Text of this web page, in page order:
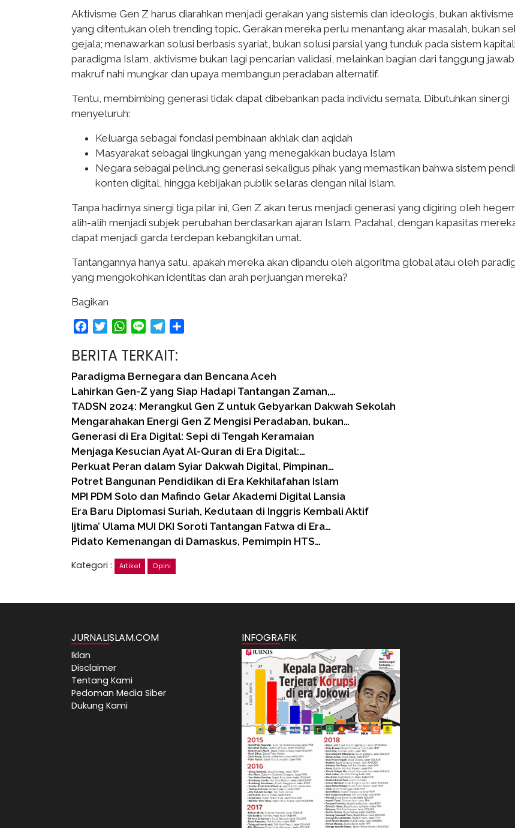
Aktivisme Gen Z harus diarahkan menjadi gerakan yang sistemis dan ideologis, bukan
yang ditentukan oleh trending topic. Gerakan mereka perlu menantang akar masalah, bukan
gejala; menawarkan solusi berbasis syariat, bukan solusi parsial yang tunduk pada sistem
paradigma Islam, aktivisme bukan lagi pencarian validasi, melainkan bagian dari tanggung
makruf nahi mungkar dan upaya membangun peradaban alternatif.
Tentu, membimbing generasi tidak dapat dibebankan pada individu semata. Dibutuhkan sinergi
menyeluruh:
Keluarga sebagai fondasi pembinaan akhlak dan aqidah
Masyarakat sebagai lingkungan yang menegakkan budaya Islam
Negara sebagai pelindung generasi sekaligus pihak yang memastikan bahwa sistem
konten digital, hingga kebijakan publik selaras dengan nilai Islam.
Tanpa hadirnya sinergi tiga pilar ini, Gen Z akan terus menjadi generasi yang digiring oleh
alih-alih menjadi subjek perubahan berdasarkan ajaran Islam. Padahal, dengan kapasitas
dapat menjadi garda terdepan kebangkitan umat.
Tantangannya hanya satu, apakah mereka akan dipandu oleh algoritma global atau oleh
yang mengokohkan identitas dan arah perjuangan mereka?
Bagikan
FacebookTwitterWhatsApp
Line Telegram
BERITA TERKAIT:
Paradigma Bernegara dan Bencana Aceh
Lahirkan Gen-Z yang Siap Hadapi Tantangan Zaman,…
TADSN 2024: Merangkul Gen Z untuk Gebyarkan Dakwah Sekolah
Mengarahakan Energi Gen Z Mengisi Peradaban, bukan…
Generasi di Era Digital: Sepi di Tengah Keramaian
Menjaga Kesucian Ayat Al-Quran di Era Digital:…
Perkuat Peran dalam Syiar Dakwah Digital, Pimpinan…
Potret Bangunan Pendidikan di Era Kekhilafahan Islam
MPI PDM Solo dan Mafindo Gelar Akademi Digital Lansia
Era Baru Diplomasi Suriah, Kedutaan di Inggris Kembali Aktif
Ijtima’ Ulama MUI DKI Soroti Tantangan Fatwa di Era…
Pidato Kemenangan di Damaskus, Pemimpin HTS…
Kategori :
Artikel Opini
JURNALISLAM.COM
Iklan
Disclaimer
Tentang Kami
Pedoman Media Siber
Dukung Kami
INFOGRAFIK